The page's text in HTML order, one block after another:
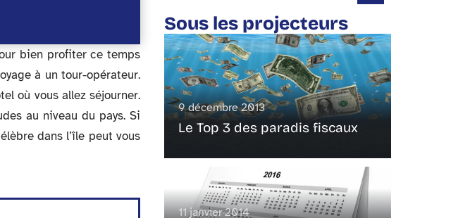
bien profiter ce temps
à un tour-opérateur.
où vous allez séjourner.
au niveau du pays. Si
dans l’île peut vous
Sous les projecteurs
9 décembre 2013
Le Top 3 des paradis fiscaux
11 janvier 2014